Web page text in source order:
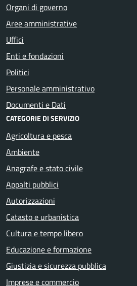
Organi di governo
Aree amministrative
Uffici
Enti e fondazioni
Politici
Personale amministrativo
Documenti e Dati
CATEGORIE DI SERVIZIO
Agricoltura e pesca
Ambiente
Anagrafe e stato civile
Appalti pubblici
Autorizzazioni
Catasto e urbanistica
Cultura e tempo libero
Educazione e formazione
Giustizia e sicurezza pubblica
Imprese e commercio